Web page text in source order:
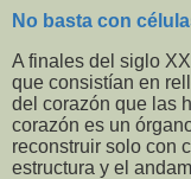
No basta con
A finales del siglo
que consistían en
del corazón que las
corazón es un
reconstruir solo con
estructura y el